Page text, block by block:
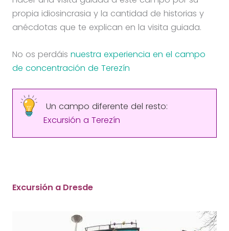
propia idiosincrasia y la cantidad de historias y
anécdotas que te explican en la visita guiada.
No os perdáis nuestra experiencia en el campo
de concentración de Terezín
Un campo diferente del resto:
Excursión a Terezín
Excursión a Dresde